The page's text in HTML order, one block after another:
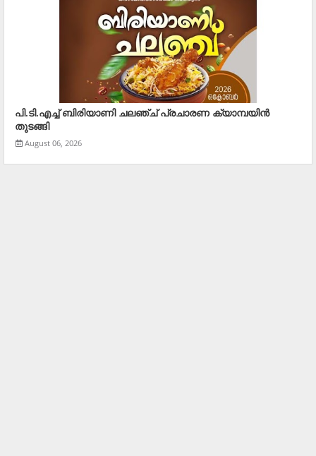
പി.ടി.എച്ച് ബിരിയാണി ചലഞ്ച് പ്രചാരണ ക്യാമ്പയിൻ
തുടങ്ങി
August 06, 2026